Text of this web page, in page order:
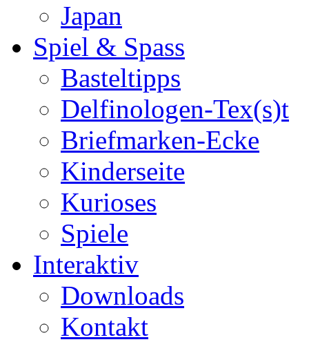
Japan
Spiel & Spass
Basteltipps
Delfinologen-Tex(s)t
Briefmarken-Ecke
Kinderseite
Kurioses
Spiele
Interaktiv
Downloads
Kontakt